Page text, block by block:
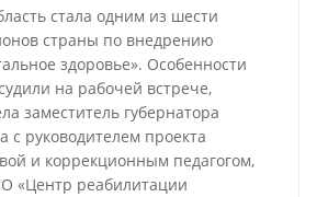
стала одним из шести
страны по внедрению
здоровье». Особенности
на рабочей встрече,
заместитель губернатора
с руководителем проекта
и коррекционным педагогом,
«Центр реабилитации